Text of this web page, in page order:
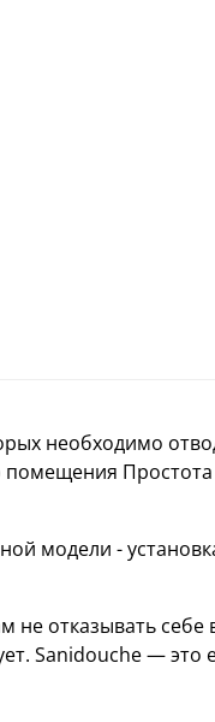
необходимо
модели -
не отказывать
Sanidouche — это